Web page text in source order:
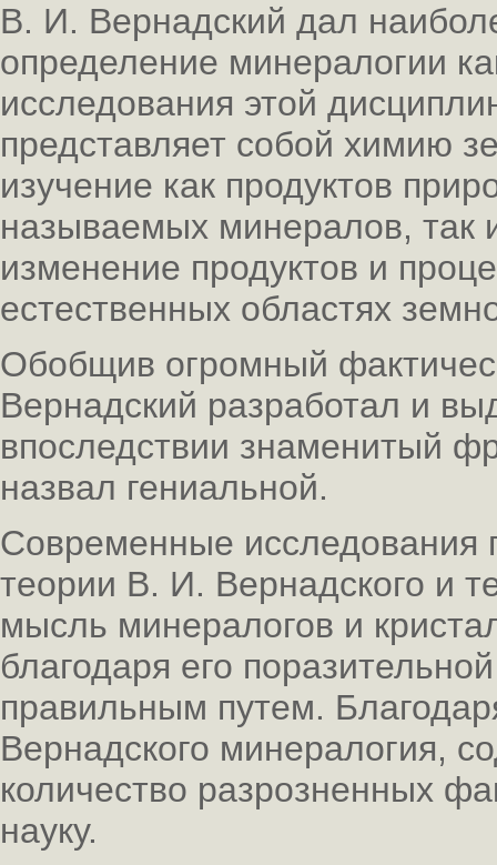
В. И. Вернадский дал
определение минералогии
исследования этой
представляет собой химию
изучение как продуктов
называемых минералов, так
изменение продуктов и
естественных областях
Обобщив огромный
Вернадский разработал и
впоследствии знаменитый
назвал гениальной.
Современные исследования
теории В. И. Вернадского и
мысль минералогов и
благодаря его
правильным путем.
Вернадского минералогия,
количество разрозненных
науку.